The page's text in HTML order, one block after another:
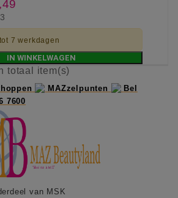
7 werkdagen
IN WINKELWAGEN
totaal item(s)
MAZzelpunten
Bel
7600
van MSK